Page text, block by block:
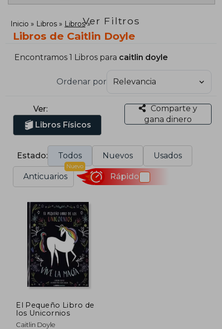
Ver Filtros
Inicio Libros Libros
Libros de Caitlin Doyle
Encontramos 1 Libros para caitlin doyle
Ordenar por
Ver:
Libros Físicos
Comparte y
gana dinero
Estado: Todos Nuevos Usados
Anticuarios
Nuevo
Rápido
El Pequeño Libro de
los Unicornios
Caitlin Doyle